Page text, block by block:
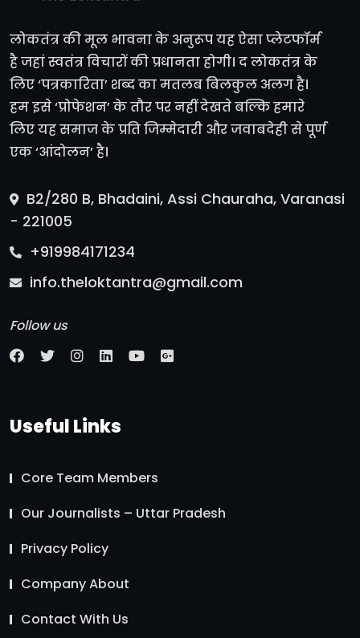
लोकतंत्र की मूल भावना के अनुरूप यह ऐसा प्लेटफॉर्म
है जहां स्वतंत्र विचारों की प्रधानता होगी। द लोकतंत्र के
लिए ‘पत्रकारिता’ शब्द का मतलब बिलकुल अलग है।
हम इसे ‘प्रोफेशन’ के तौर पर नहीं देखते बल्कि हमारे
लिए यह समाज के प्रति जिम्मेदारी और जवाबदेही से पूर्ण
एक ‘आंदोलन’ है।
B2/280 B, Bhadaini, Assi Chauraha, Varanasi
- 221005
+919984171234
info.theloktantra@gmail.com
Follow us
Useful Links
Core Team Members
Our Journalists – Uttar Pradesh
Privacy Policy
Company About
Contact With Us